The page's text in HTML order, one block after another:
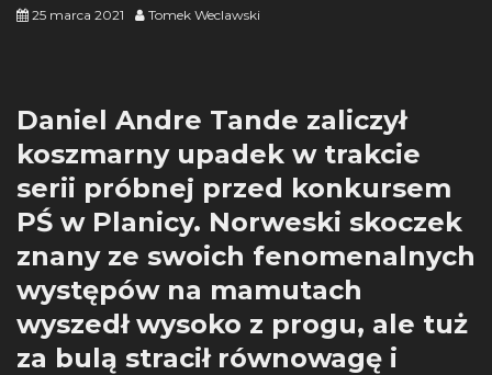
25 marca 2021 Tomek Weclawski
Daniel Andre Tande zaliczył
koszmarny upadek w trakcie
serii próbnej przed konkursem
PŚ w Planicy. Norweski skoczek
znany ze swoich fenomenalnych
występów na mamutach
wyszedł wysoko z progu, ale tuż
za bulą stracił równowagę i